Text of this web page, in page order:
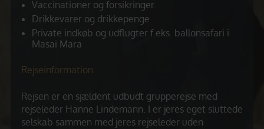
Vaccinationer og forsikringer.
Drikkevarer og drikkepenge
Private indkøb og udflugter f.eks. ballonsafari i
Masai Mara
Rejseinformation
Rejsen er en sjældent udbudt grupperejse med
rejseleder Hanne Lindemann. I er jeres eget sluttede
selskab sammen med jeres rejseleder uden